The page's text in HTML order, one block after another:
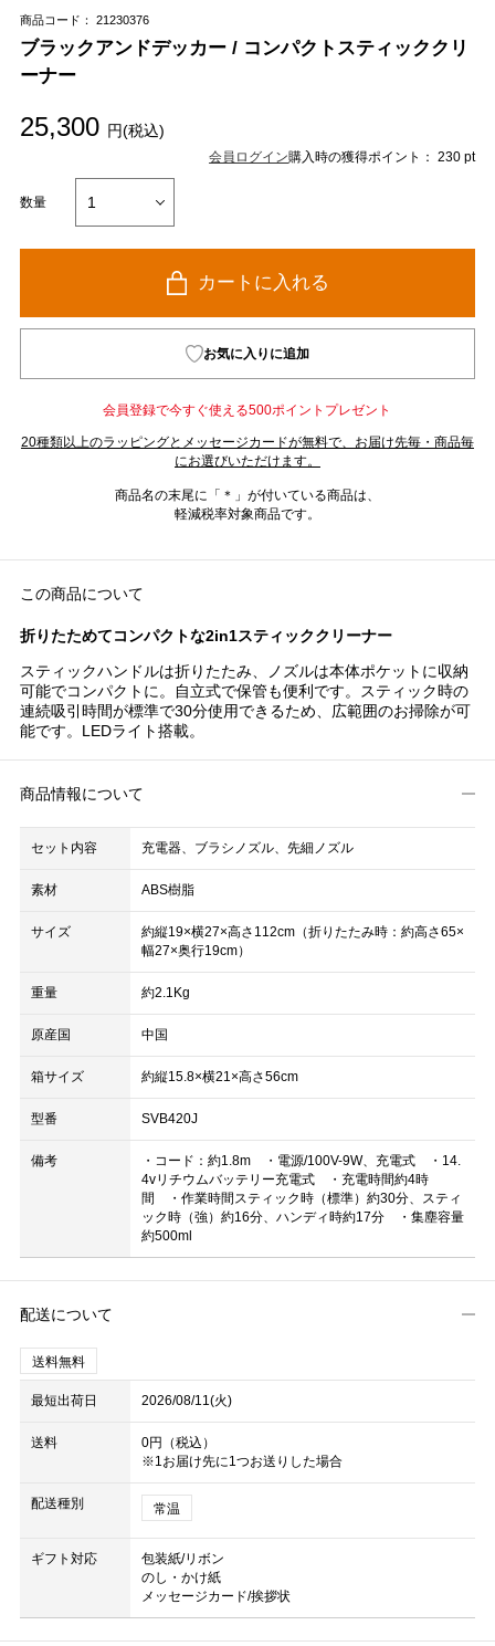
商品コード： 21230376
ブラックアンドデッカー / コンパクトスティッククリ
ーナー
25,300 円(税込)
会員ログイン購入時の獲得ポイント： 230 pt
数量
カートに入れる
お気に入りに追加
会員登録で今すぐ使える500ポイントプレゼント
20種類以上のラッピングとメッセージカードが無料で、お届け先毎・商品毎
にお選びいただけます。
商品名の末尾に「＊」が付いている商品は、
軽減税率対象商品です。
この商品について
折りたためてコンパクトな2in1スティッククリーナー
スティックハンドルは折りたたみ、ノズルは本体ポケットに収納
可能でコンパクトに。自立式で保管も便利です。スティック時の
連続吸引時間が標準で30分使用できるため、広範囲のお掃除が可
能です。LEDライト搭載。
商品情報について
セット内容 充電器、ブラシノズル、先細ノズル
素材 ABS樹脂
サイズ
約縦19×横27×高さ112cm（折りたたみ時：約高さ65×
幅27×奥行19cm）
重量 約2.1Kg
原産国 中国
箱サイズ 約縦15.8×横21×高さ56cm
型番 SVB420J
備考
・コード：約1.8m ・電源/100V-9W、充電式 ・14.
4vリチウムバッテリー充電式 ・充電時間約4時
間 ・作業時間スティック時（標準）約30分、スティ
ック時（強）約16分、ハンディ時約17分 ・集塵容量
約500ml
配送について
送料無料
最短出荷日 2026/08/11(火)
送料
0円（税込）
※1お届け先に1つお送りした場合
配送種別 常温
ギフト対応
包装紙/リボン
のし・かけ紙
メッセージカード/挨拶状